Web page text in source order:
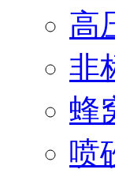
高
非
蜂
喷